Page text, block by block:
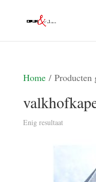
Home/ Producten
Enig resultaat